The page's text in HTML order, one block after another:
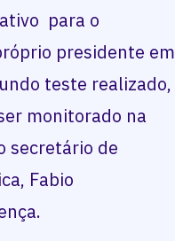
para o
presidente em
teste realizado,
monitorado na
secretário de
Fabio